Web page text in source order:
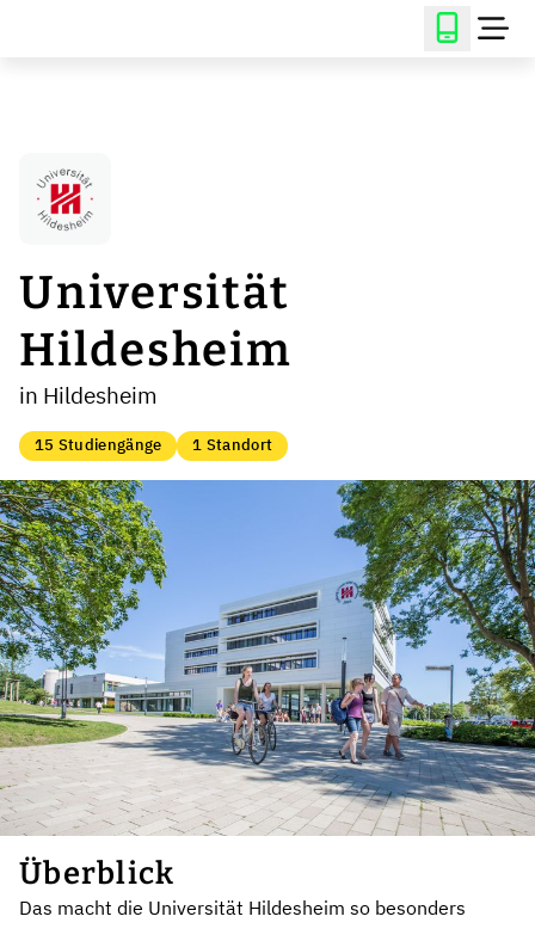
Universität
Hildesheim
in Hildesheim
15 Studiengänge 1 Standort
Überblick
Das macht die Universität Hildesheim so besonders